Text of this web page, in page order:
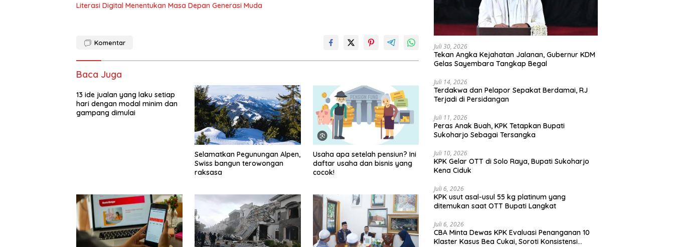
Literasi Digital Menentukan Masa Depan Generasi Muda
Komentar
Baca Juga
13 ide jualan yang laku setiap
hari dengan modal minim dan
gampang dimulai
Selamatkan Pegunungan Alpen,
Swiss bangun terowongan
raksasa
Usaha apa setelah pensiun? Ini
daftar usaha dan bisnis yang
cocok!
Juli 30, 2026
Tekan Angka Kejahatan Jalanan, Gubernur KDM
Gelas Sayembara Tangkap Begal
Juli 14, 2026
Terdakwa dan Pelapor Sepakat Berdamai, RJ
Terjadi di Persidangan
Juli 11, 2026
Peras Anak Buah, KPK Tetapkan Bupati
Sukoharjo Sebagai Tersangka
Juli 10, 2026
KPK Gelar OTT di Solo Raya, Bupati Sukoharjo
Kena Ciduk
Juli 6, 2026
KPK usut asal-usul 55 kg platinum yang
ditemukan saat OTT Bupati Langkat
Juli 6, 2026
CBA Minta Dewas KPK Evaluasi Penanganan 10
Klaster Kasus Bea Cukai, Soroti Konsistensi